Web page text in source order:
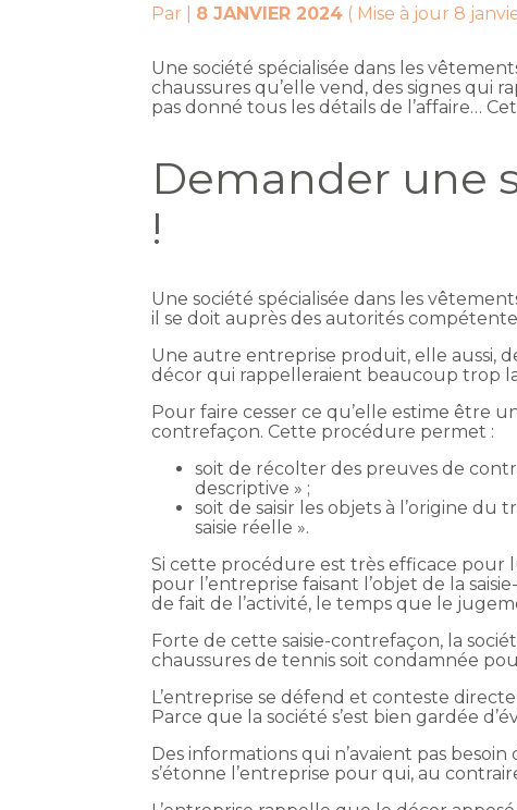
Par 8 JANVIER 2024 ( Mise à jour 8
Une société spécialisée dans les
chaussures qu’elle vend, des signes qui
pas donné tous les détails de l’affaire…
Demander une
!
Une société spécialisée dans les
il se doit auprès des autorités
Une autre entreprise produit, elle aussi,
décor qui rappelleraient beaucoup trop
Pour faire cesser ce qu’elle estime être
contrefaçon. Cette procédure permet :
soit de récolter des preuves de
descriptive » ;
soit de saisir les objets à l’origine
saisie réelle ».
Si cette procédure est très efficace pour
pour l’entreprise faisant l’objet de la
de fait de l’activité, le temps que le
Forte de cette saisie-contrefaçon, la
chaussures de tennis soit condamnée
L’entreprise se défend et conteste
Parce que la société s’est bien gardée
Des informations qui n’avaient pas
s’étonne l’entreprise pour qui, au